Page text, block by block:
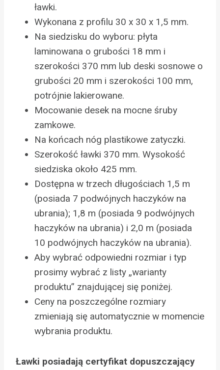
ławki.
Wykonana z profilu 30 x 30 x 1,5 mm.
Na siedzisku do wyboru: płyta
laminowana o grubości 18 mm i
szerokości 370 mm lub deski sosnowe o
grubości 20 mm i szerokości 100 mm,
potrójnie lakierowane.
Mocowanie desek na mocne śruby
zamkowe.
Na końcach nóg plastikowe zatyczki.
Szerokość ławki 370 mm. Wysokość
siedziska około 425 mm.
Dostępna w trzech długościach 1,5 m
(posiada 7 podwójnych haczyków na
ubrania); 1,8 m (posiada 9 podwójnych
haczyków na ubrania) i 2,0 m (posiada
10 podwójnych haczyków na ubrania).
Aby wybrać odpowiedni rozmiar i typ
prosimy wybrać z listy „warianty
produktu” znajdującej się poniżej.
Ceny na poszczególne rozmiary
zmieniają się automatycznie w momencie
wybrania produktu.
Ławki posiadają certyfikat dopuszczający